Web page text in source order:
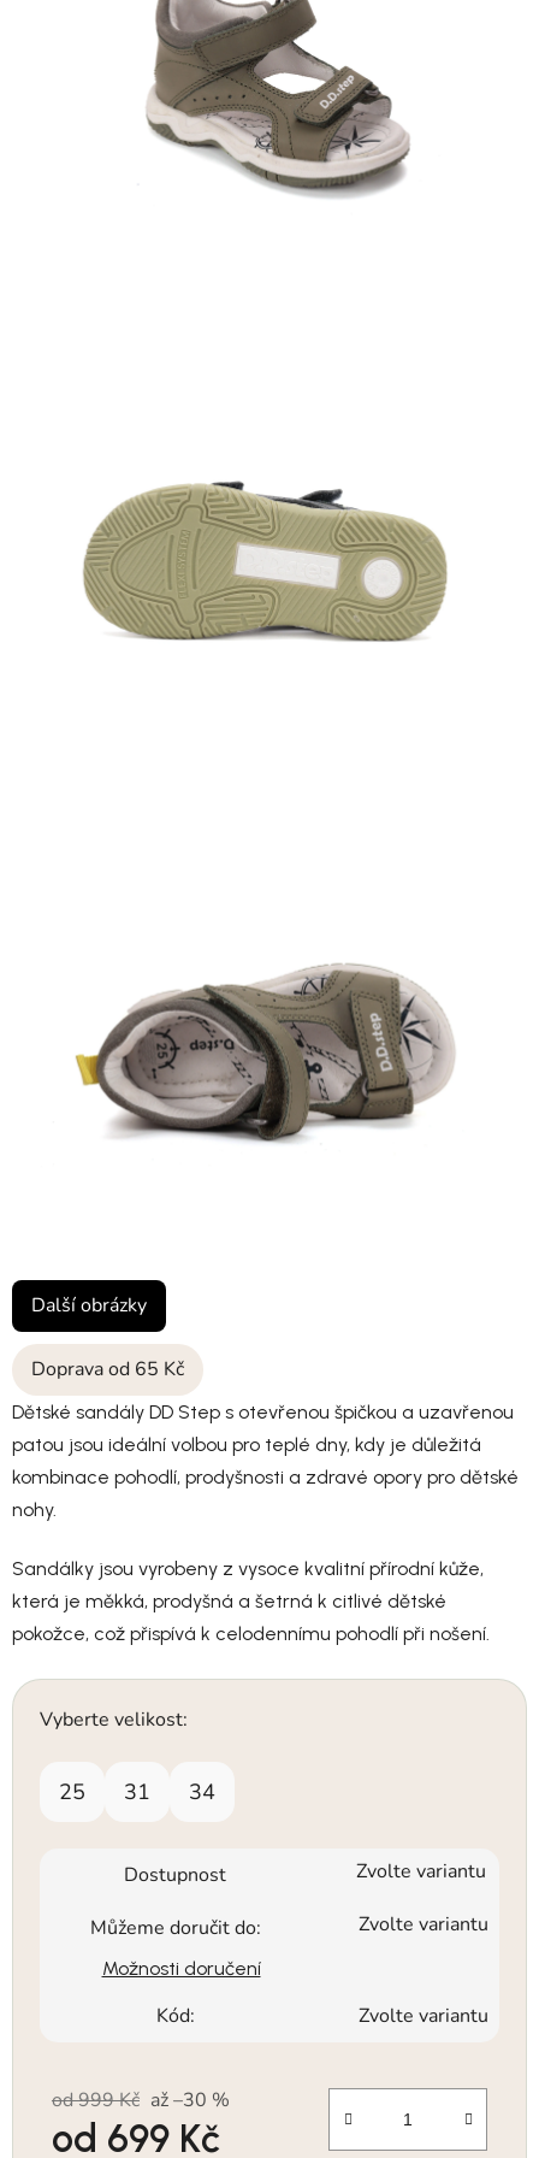
Doprava od 65 Kč
Dětské sandály DD Step s otevřenou špičkou a uzavřenou
patou jsou ideální volbou pro teplé dny, kdy je důležitá
kombinace pohodlí, prodyšnosti a zdravé opory pro dětské
nohy.
Sandálky jsou vyrobeny z vysoce kvalitní přírodní kůže,
která je měkká, prodyšná a šetrná k citlivé dětské
pokožce, což přispívá k celodennímu pohodlí při nošení.
Vyberte velikost:
25 31 34
Dostupnost Zvolte variantu
Můžeme doručit do: Zvolte variantu
Možnosti doručení
Kód: Zvolte variantu
od 999 Kč až –30 %
od 699 Kč
Další obrázky